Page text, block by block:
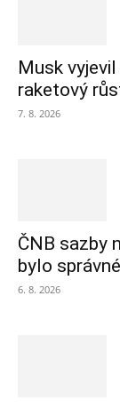
Musk
raketový
7. 8. 2026
ČNB sazby
bylo
6. 8. 2026